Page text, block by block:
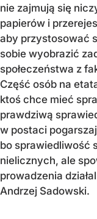
nie zajmują się
papierów i
aby przystosować
sobie wyobrazić
społeczeństwa z
Część osób na
ktoś chce mieć
prawdziwą
w postaci
bo sprawiedliwość
nielicznych, ale
prowadzenia
Andrzej Sadowski.